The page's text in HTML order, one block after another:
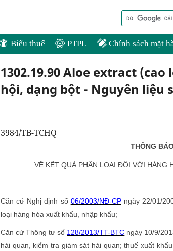
Biểu thuế PTPL Chính sách mặt
1302.19.90 Aloe extract
hội, dạng bột - Nguyên liệu
3984/TB-TCHQ
THÔNG
VỀ KẾT QUẢ PHÂN LOẠI ĐỐI VỚI HÀNG
Căn cứ Nghị định số 06/2003/NĐ-CPngày 22/01/
loại hàng hóa xuất khẩu, nhập khẩu;
Căn cứ Thông tư số 128/2013/TT-BTC ngày 10/9/
hải quan, kiểm tra giám sát hải quan; thuế xuất